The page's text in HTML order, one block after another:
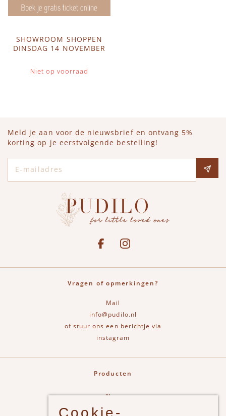
SHOWROOM SHOPPEN
DINSDAG 14 NOVEMBER
Niet op voorraad
Meld je aan voor de nieuwsbrief en ontvang 5%
korting op je eerstvolgende bestelling!
See our FacebookBekijk onze Instagram pagina
Vragen of opmerkingen?
Mail
info@pudilo.nl
of stuur ons een berichtje via
instagram
Producten
New
Jongens
Cookie-